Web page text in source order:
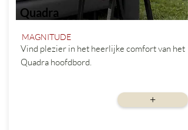
Quadra
MAGNITUDE
Vind plezier in het heerlijke comfort van het
Quadra hoofdbord.
+